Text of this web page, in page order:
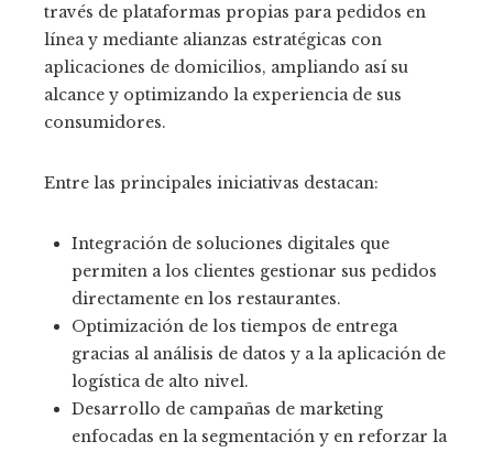
través de plataformas propias para pedidos en
línea y mediante alianzas estratégicas con
aplicaciones de domicilios, ampliando así su
alcance y optimizando la experiencia de sus
consumidores.
Entre las principales iniciativas destacan:
Integración de soluciones digitales que
permiten a los clientes gestionar sus pedidos
directamente en los restaurantes.
Optimización de los tiempos de entrega
gracias al análisis de datos y a la aplicación de
logística de alto nivel.
Desarrollo de campañas de marketing
enfocadas en la segmentación y en reforzar la